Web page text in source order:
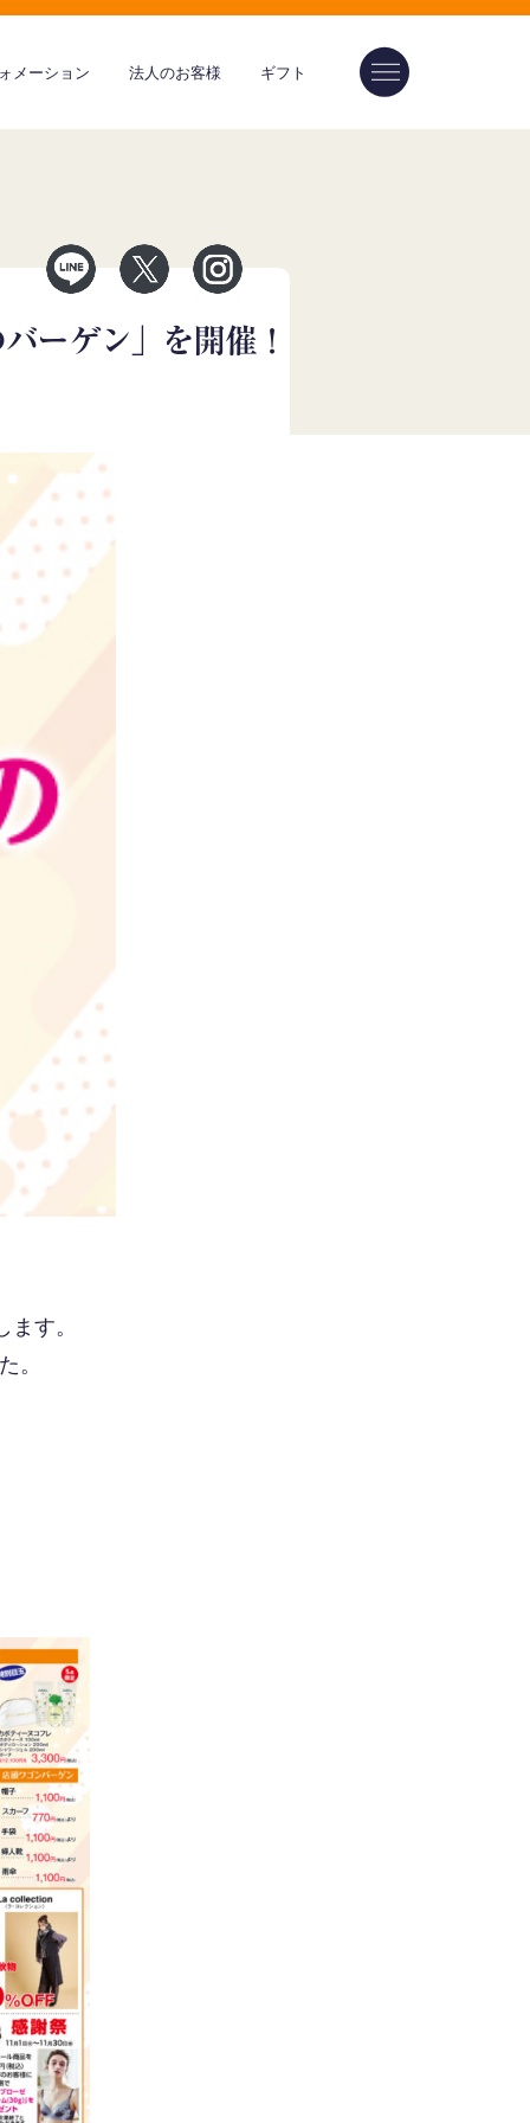
メーション 法人のお客様 ギフト
ーゲン」を開催！
す。
。